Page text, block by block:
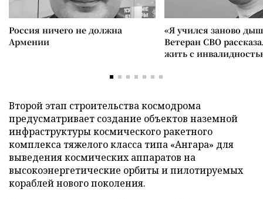
Россия ничего не должна
Армении
«Я учился заново
Ветеран СВО
жить с
Второй этап строительства космодрома
предусматривает создание объектов наземной
инфраструктуры космического ракетного
комплекса тяжелого класса типа «Ангара» для
выведения космических аппаратов на
высокоэнергетические орбиты и пилотируемых
кораблей нового поколения.